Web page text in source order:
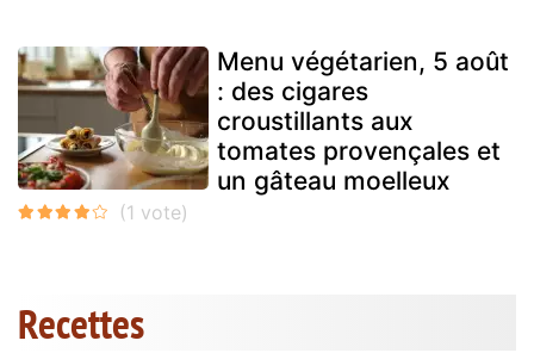
Menu végétarien, 5 août
: des cigares
croustillants aux
tomates provençales et
un gâteau moelleux
Recettes